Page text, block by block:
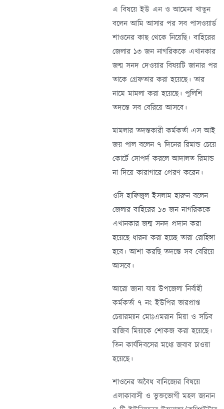
এ বিষয়ে ইউ এন ও আমেনা খাতুন
বলেন আমি আসার পর সব পাসওয়ার্ড
শাওনের কাছ থেকে নিয়েছি। বাহিরের
জেলার ১৩ জন নাগরিককে এখানকার
জন্ম সনদ দেওয়ার বিষয়টি জানার পর
তাকে গ্রেফতার করা হয়েছে। তার
নামে মামলা করা হয়েছে। পুলিশি
তদন্তে সব বেরিয়ে আসবে।
মামলার তদন্তকারী কর্মকর্তা এস আই
জয় পাল বলেন ৭ দিনের রিমান্ড চেয়ে
কোর্টে সোপর্দ করলে আদালত রিমান্ড
না দিয়ে কারাগারে প্রেরণ করেন।
ওসি হাফিজুল ইসলাম হারুন বলেন
জেলার বাহিরের ১৩ জন নাগরিককে
এখানকার জন্ম সনদ প্রদান করা
হয়েছে ধারনা করা হচ্ছে তারা রোহিঙ্গা
হবে। আশা করছি তদন্তে সব বেরিয়ে
আসবে।
আরো জানা যায় উপজেলা নির্বাহী
কর্মকর্তা ৭ নং ইউপির ভারপ্রাপ্ত
চেয়ারম্যান মোঃএমরান মিয়া ও সচিব
রাজিব মিয়াকে শোকজ করা হয়েছে।
তিন কার্যদিবসের মধ্যে জবাব চাওয়া
হয়েছে।
শাওনের অবৈধ বানিজ্যের বিষয়ে
এলাকাবাসী ও ভুক্তভোগী মহল জানান